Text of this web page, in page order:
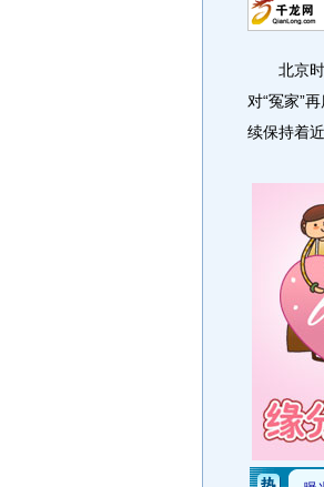
北京时
对“冤家”
续保持着